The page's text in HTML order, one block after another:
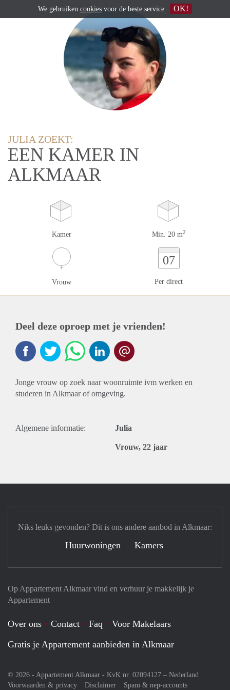
JULIA ZOEKT:
EEN KAMER IN
ALKMAAR
Kamer Min. 20 m2
Vrouw
07
Per direct
Deel deze oproep met je vrienden!
Jonge vrouw op zoek naar woonruimte ivm werken en
studeren in Alkmaar of omgeving.
Algemene informatie: Julia
Vrouw, 22 jaar
Op Appartement Alkmaar vind en verhuur je makkelijk je
Appartement
Over ons Contact Faq
Voor Makelaars
Gratis je Appartement aanbieden in Alkmaar
© 2026 - Appartement Alkmaar - KvK nr. 02094127 – Nederland
Voorwaarden & privacy
Disclaimer Spam & nep-accounts
Niks leuks gevonden? Dit is ons andere aanbod in Alkmaar:
Huurwoningen Kamers
We gebruiken cookies voor de beste service OK!